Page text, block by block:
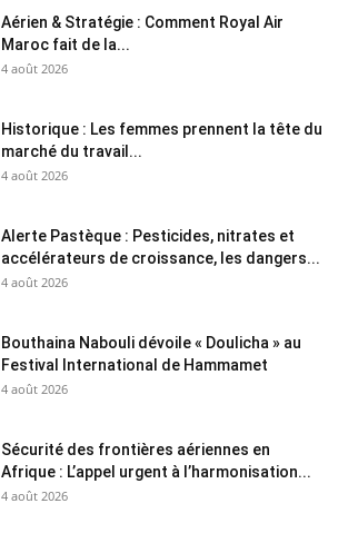
Aérien & Stratégie : Comment Royal Air
Maroc fait de la...
4 août 2026
Historique : Les femmes prennent la tête du
marché du travail...
4 août 2026
Alerte Pastèque : Pesticides, nitrates et
accélérateurs de croissance, les dangers...
4 août 2026
Bouthaina Nabouli dévoile « Doulicha » au
Festival International de Hammamet
4 août 2026
Sécurité des frontières aériennes en
Afrique : L’appel urgent à l’harmonisation...
4 août 2026